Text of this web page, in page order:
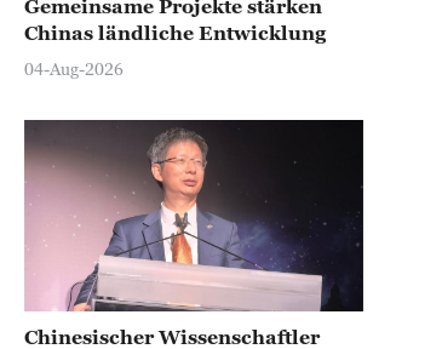
Gemeinsame Projekte stärken
Chinas ländliche Entwicklung
04-Aug-2026
Chinesischer Wissenschaftler